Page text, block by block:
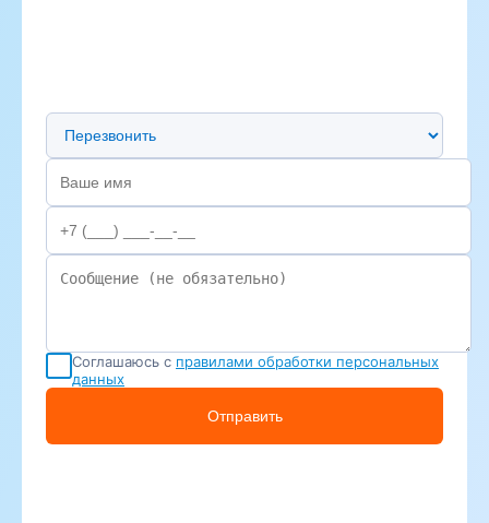
Предпочтительный способ связи
Соглашаюсь с правилами обработки персональных
данных
Отправить